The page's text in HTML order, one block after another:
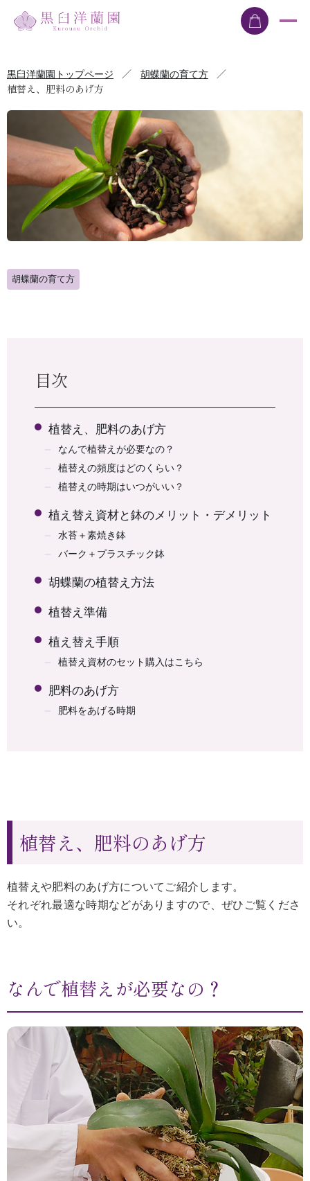
黒臼洋蘭園トップページ ／ 胡蝶蘭の育て方
／
植替え、肥料のあげ方
胡蝶蘭の育て方
目次
植替え、肥料のあげ方
なんで植替えが必要なの？
植替えの頻度はどのくらい？
植替えの時期はいつがいい？
植え替え資材と鉢のメリット・デメリット
水苔＋素焼き鉢
バーク＋プラスチック鉢
胡蝶蘭の植替え方法
植替え準備
植え替え手順
植替え資材のセット購入はこちら
肥料のあげ方
肥料をあげる時期
植替え、肥料のあげ方
植替えや肥料のあげ方についてご紹介します。
それぞれ最適な時期などがありますので、ぜひご覧くださ
い。
なんで植替えが必要なの？